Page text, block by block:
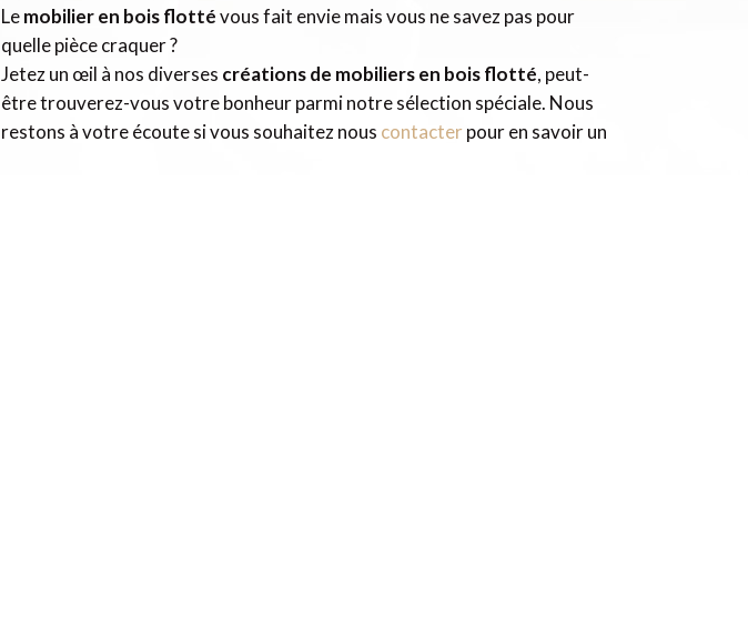
Lemobilier en bois flottévous fait envie mais vous ne savez pas pour
quelle pièce craquer ?
Jetez un œil à nos diverses créations de mobiliers en bois flotté, peut-
être trouverez-vous votre bonheur parmi notre sélection spéciale. Nous
restons à votre écoute si vous souhaitez nous contacter pour en savoir un